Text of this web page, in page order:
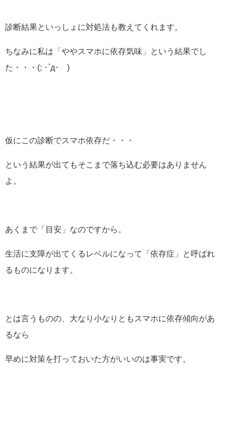
診断結果といっしょに対処法も教えてくれます。
ちなみに私は「ややスマホに依存気味」という結果でし
た・・・(; ･`д･´)
仮にこの診断でスマホ依存だ・・・
という結果が出てもそこまで落ち込む必要はありません
よ。
あくまで「目安」なのですから。
生活に支障が出てくるレベルになって「依存症」と呼ばれ
るものになります。
とは言うものの、大なり小なりともスマホに依存傾向があ
るなら
早めに対策を打っておいた方がいいのは事実です。